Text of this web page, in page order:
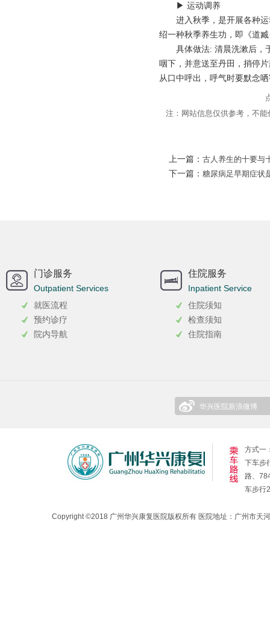
▶ 运动调养
进入秋季，是开展各种
绍一种秋季养生功，即《道
具体做法: 清晨洗漱后，
咽下，并意送至丹田，捎停
从口中呼出，呼气时要默念
注：网站信息仅供参考，不
上一篇： 古人养生的十要与
下一篇： 糖尿病足早期症状
门诊服务
Outpatient Services
就医流程
预约诊疗
院内导航
住院服务
Inpatient Service
住院须知
检查须知
住院指南
华兴医院新浪微博
方式一
下车步
路、
车步行
Copyright ©2018 广州华兴康复医院版权所有 医院地址：广州市天